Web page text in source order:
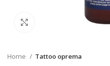
Home Tattoo oprema